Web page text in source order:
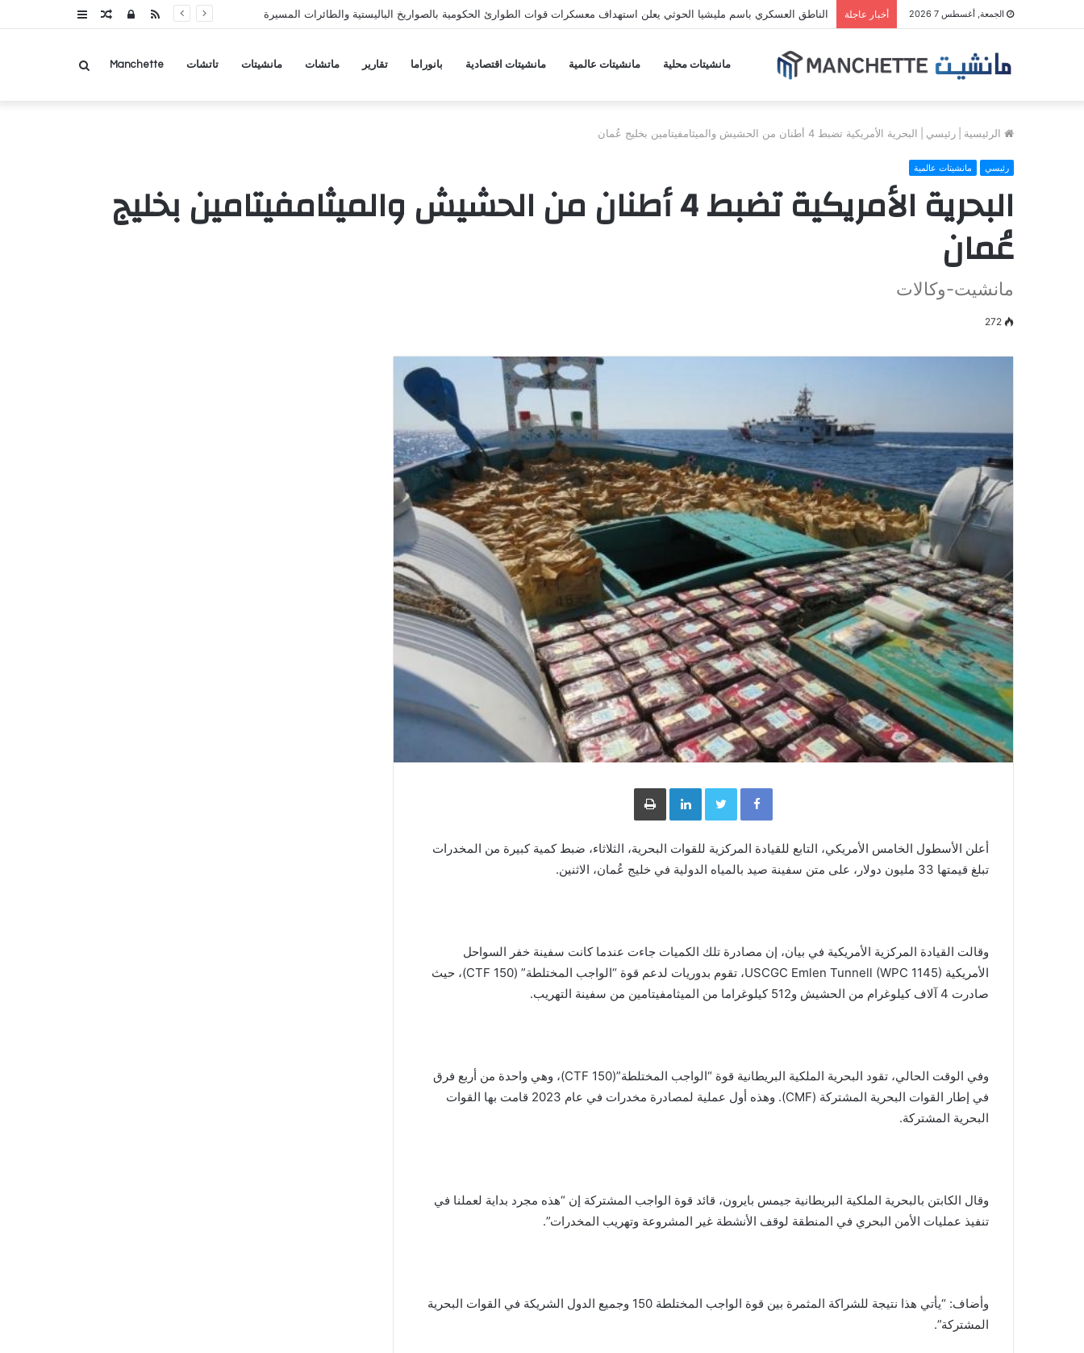
الجمعة, أغسطس 7 2026 أخبار عاجلة الناطق العسكري باسم مليشيا الحوثي يعلن استهداف معسكرات قوات الطوارئ الحكومية بالصواريخ الباليستية والطائرات المسيرة عمودمقالتسجيلRSS
مانشيتات محلية مانشيتات عالمية مانشيتات اقتصادية بانوراما تقارير ماتشات مانشيتات تاتشات Manchette بحث
الرئيسية رئيسي البحرية الأمريكية تضبط 4 أطنان من الحشيش والميثامفيتامين بخليج عُمان
رئيسي مانشيتات عالمية
البحرية الأمريكية تضبط 4 أطنان من الحشيش والميثامفيتامين بخليج
عُمان
مانشيت-وكالات
272
Facebook
Twitter
LinkedInطباعة
أعلن الأسطول الخامس الأمريكي، التابع للقيادة المركزية للقوات البحرية، الثلاثاء، ضبط كمية كبيرة من المخدرات
تبلغ قيمتها 33 مليون دولار، على متن سفينة صيد بالمياه الدولية في خليج عُمان، الاثنين.
وقالت القيادة المركزية الأمريكية في بيان، إن مصادرة تلك الكميات جاءت عندما كانت سفينة خفر السواحل
الأمريكية USCGC Emlen Tunnell (WPC 1145)، تقوم بدوريات لدعم قوة “الواجب المختلطة” (CTF 150)، حيث
صادرت 4 آلاف كيلوغرام من الحشيش و512 كيلوغراما من الميثامفيتامين من سفينة التهريب.
وفي الوقت الحالي، تقود البحرية الملكية البريطانية قوة “الواجب المختلطة”(CTF 150)، وهي واحدة من أربع فرق
في إطار القوات البحرية المشتركة (CMF). وهذه أول عملية لمصادرة مخدرات في عام 2023 قامت بها القوات
البحرية المشتركة.
وقال الكابتن بالبحرية الملكية البريطانية جيمس بايرون، قائد قوة الواجب المشتركة إن “هذه مجرد بداية لعملنا في
تنفيذ عمليات الأمن البحري في المنطقة لوقف الأنشطة غير المشروعة وتهريب المخدرات”.
وأضاف: “يأتي هذا نتيجة للشراكة المثمرة بين قوة الواجب المختلطة 150 وجميع الدول الشريكة في القوات البحرية
المشتركة”.